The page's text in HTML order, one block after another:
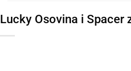
Lucky Osovina i Spacer